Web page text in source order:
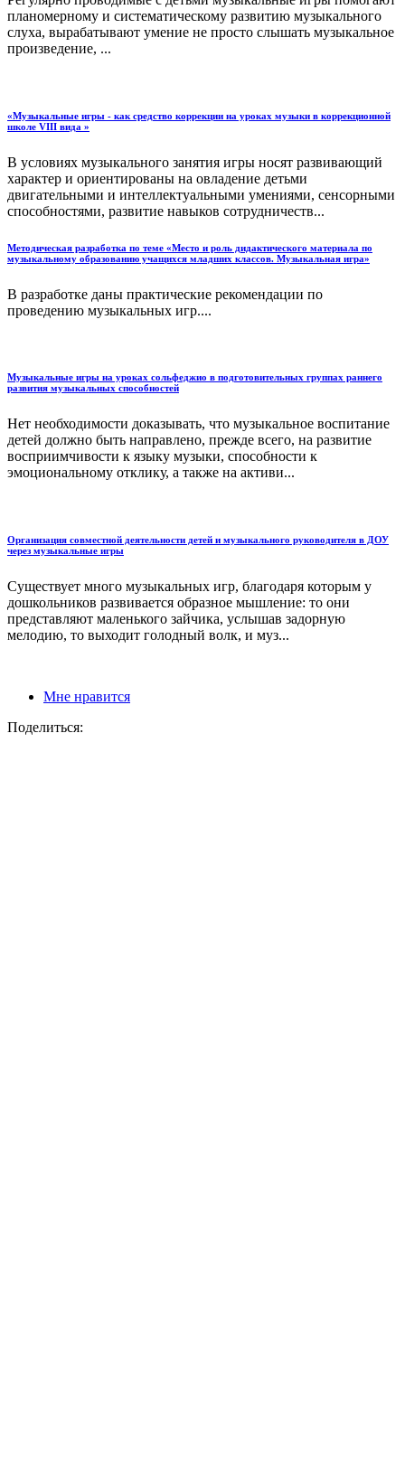
планомерному и систематическому развитию музыкального
слуха, вырабатывают умение не просто слышать музыкальное
произведение, ...
«Музыкальные игры - как средство коррекции на уроках музыки в коррекционной
школе VIII вида »
В условиях музыкального занятия игры носят развивающий
характер и ориентированы на овладение детьми
двигательными и интеллектуальными умениями, сенсорными
способностями, развитие навыков сотрудничеств...
Методическая разработка по теме «Место и роль дидактического материала по
музыкальному образованию учащихся младших классов. Музыкальная игра»
В разработке даны практические рекомендации по
проведению музыкальных игр....
Музыкальные игры на уроках сольфеджио в подготовительных группах раннего
развития музыкальных способностей
Нет необходимости доказывать, что музыкальное воспитание
детей должно быть направлено, прежде всего, на развитие
восприимчивости к языку музыки, способности к
эмоциональному отклику, а также на активи...
Организация совместной деятельности детей и музыкального руководителя в ДОУ
через музыкальные игры
Существует много музыкальных игр, благодаря которым у
дошкольников развивается образное мышление: то они
представляют маленького зайчика, услышав задорную
мелодию, то выходит голодный волк, и муз...
Мне нравится
Поделиться: